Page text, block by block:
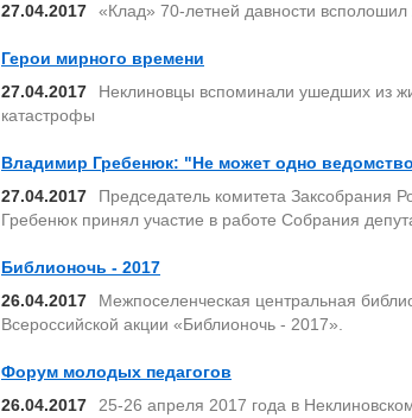
27.04.2017
«Клад» 70-летней давности
Герои мирного времени
27.04.2017
Неклиновцы вспоминали ушедших из
катастрофы
Владимир Гребенюк: "Не может одно
27.04.2017
Председатель комитета Заксобрания
Гребенюк принял участие в работе Собрания
Библионочь - 2017
26.04.2017
Межпоселенческая центральная
Всероссийской акции «Библионочь - 2017».
Форум молодых педагогов
26.04.2017
25-26 апреля 2017 года в